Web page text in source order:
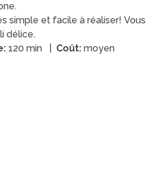
simple et facile à réaliser! Vous
délice.
120 min | Coût: moyen